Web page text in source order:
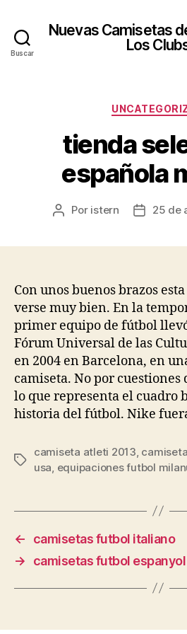
Buscar
Nuevas Camisetas
Los
tienda
española
Autor
Por istern
Fecha25 de
Con unos buenos brazos
verse muy bien. En la
primer equipo de fútbol
Fórum Universal de las
en 2004 en Barcelona, en
camiseta. No por
lo que representa el cuadro
historia del fútbol. Nike
Etiquetas
camiseta atleti 2013
usa equipaciones futbol
←
camisetas futbol italiano
→
camisetas futbol espanyol